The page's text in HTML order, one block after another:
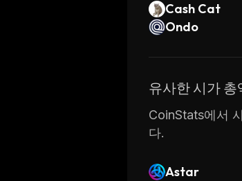
Cash Cat
Ondo
유사한 시가 총
CoinStats에서
다.
Astar